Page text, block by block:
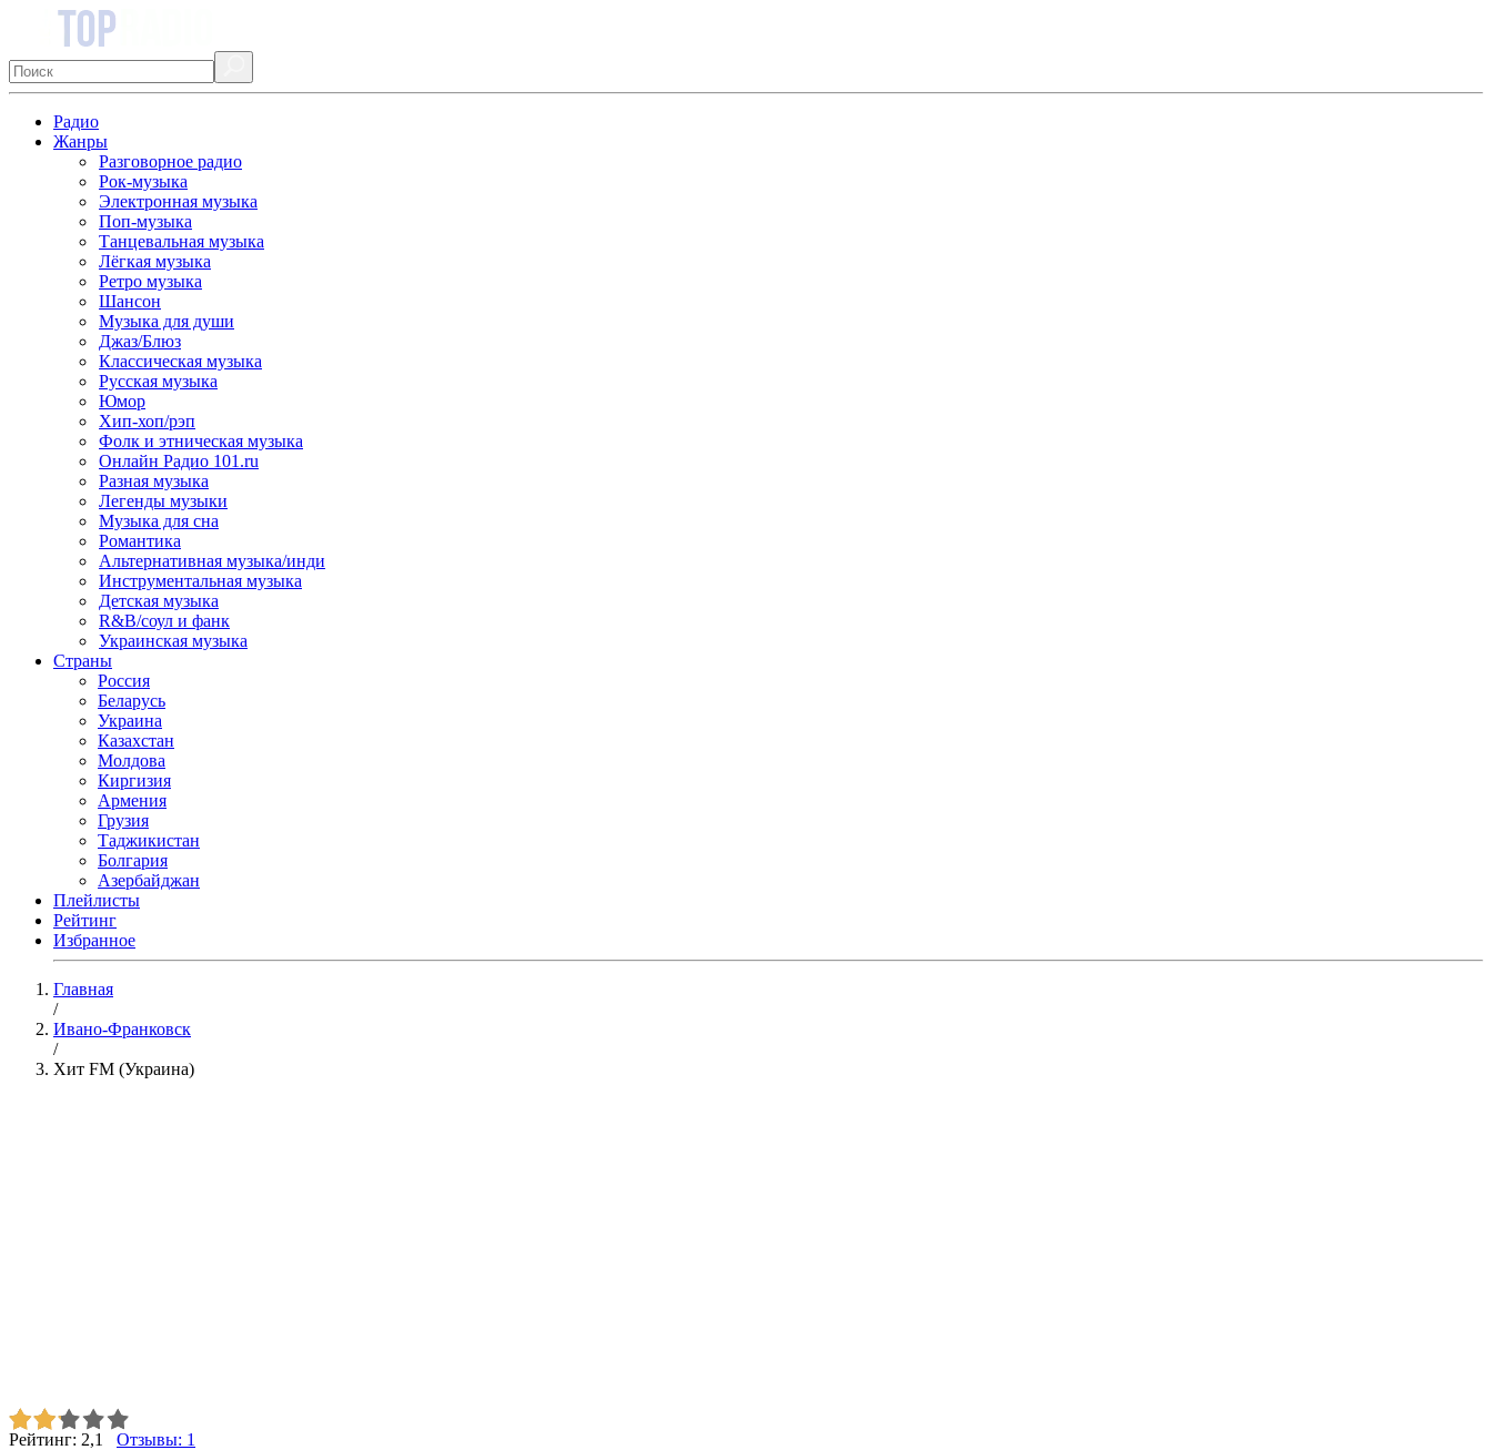
Радио
Жанры
Разговорное радио
Рок-музыка
Электронная музыка
Поп-музыка
Танцевальная музыка
Лёгкая музыка
Ретро музыка
Шансон
Музыка для души
Джаз/Блюз
Классическая музыка
Русская музыка
Юмор
Хип-хоп/рэп
Фолк и этническая музыка
Онлайн Радио 101.ru
Разная музыка
Легенды музыки
Музыка для сна
Романтика
Альтернативная музыка/инди
Инструментальная музыка
Детская музыка
R&B/cоул и фанк
Украинская музыка
Страны
Россия
Беларусь
Украина
Казахстан
Молдова
Киргизия
Армения
Грузия
Таджикистан
Болгария
Азербайджан
Плейлисты
Рейтинг
Избранное
Главная
/
Ивано-Франковск
/
Хит FM (Украина)
Рейтинг: 2,1 Отзывы: 1